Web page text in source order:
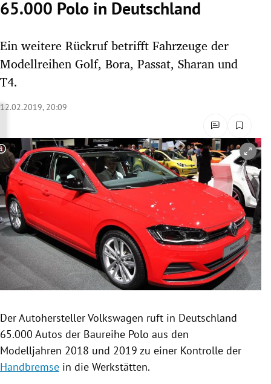
Untermenü
Untermenü
Untermenü
Untermenü
Untermenü
Untermenü
Untermenü
Untermenü
65.000 Polo in Deutschland
Ein weitere Rückruf betrifft Fahrzeuge der
Modellreihen Golf, Bora, Passat, Sharan und
T4.
12.02.2019, 20:09
Copyright-Hinweis öffnen/schließen
Der AutoherstellerVolkswagen ruft in Deutschland
65.000 Autos der Baureihe Polo aus den
Modelljahren 2018 und 2019 zu einer Kontrolle der
Handbremse in die Werkstätten.